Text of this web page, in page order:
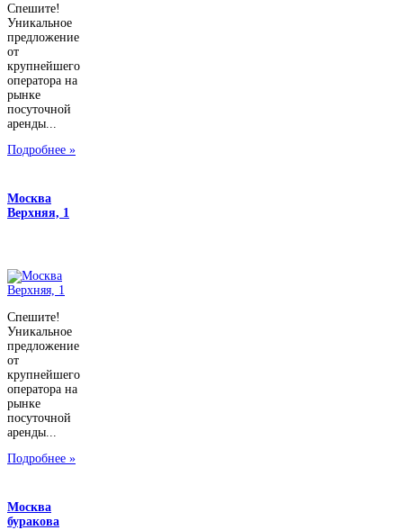
Спешите!
Уникальное
предложение
от
крупнейшего
оператора на
рынке
посуточной
аренды...
Подробнее »
Москва
Верхняя, 1
Спешите!
Уникальное
предложение
от
крупнейшего
оператора на
рынке
посуточной
аренды...
Подробнее »
Москва
буракова